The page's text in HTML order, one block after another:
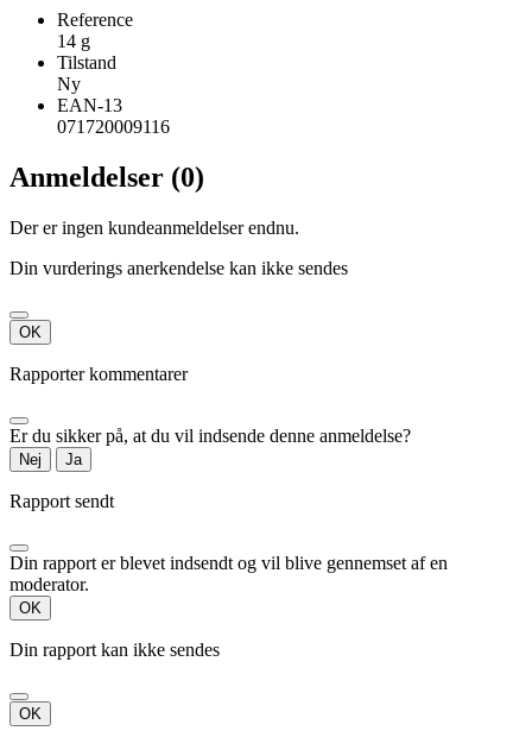
Reference
14 g
Tilstand
Ny
EAN-13
071720009116
Anmeldelser (0)
Der er ingen kundeanmeldelser endnu.
Din vurderings anerkendelse kan ikke sendes
OK
Rapporter kommentarer
Er du sikker på, at du vil indsende denne anmeldelse?
Nej Ja
Rapport sendt
Din rapport er blevet indsendt og vil blive gennemset af en
moderator.
OK
Din rapport kan ikke sendes
OK